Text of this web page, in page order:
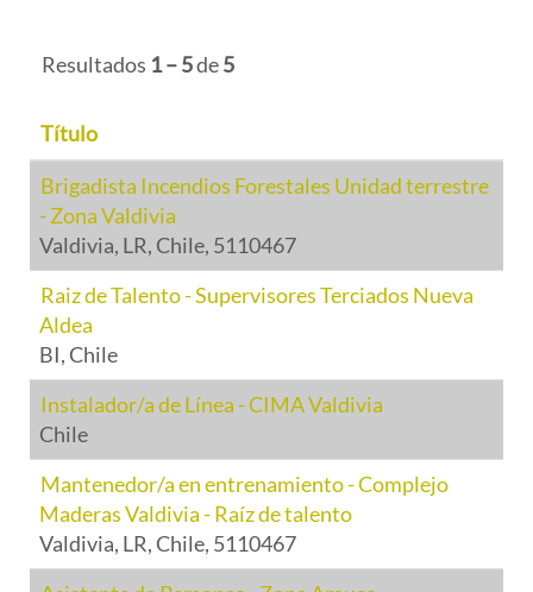
Resultados 1 – 5de5
Título
Brigadista Incendios Forestales Unidad terrestre
- Zona Valdivia
Valdivia, LR, Chile, 5110467
Raiz de Talento - Supervisores Terciados Nueva
Aldea
BI, Chile
Instalador/a de Línea - CIMA Valdivia
Chile
Mantenedor/a en entrenamiento - Complejo
Maderas Valdivia - Raíz de talento
Valdivia, LR, Chile, 5110467